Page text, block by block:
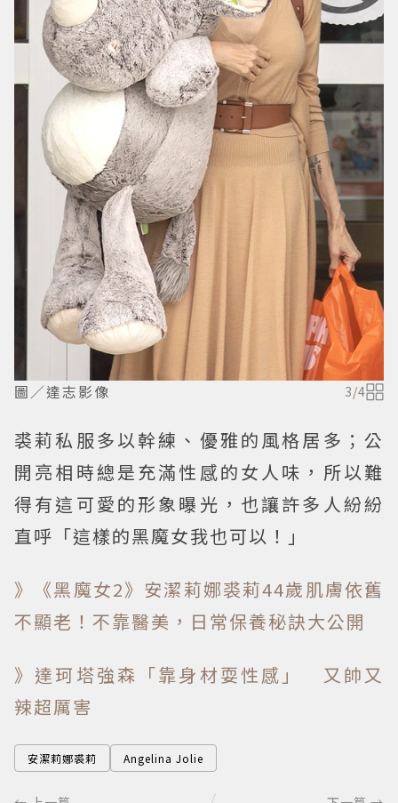
圖／達志影像 3/4
裘莉私服多以幹練、優雅的風格居多；公
開亮相時總是充滿性感的女人味，所以難
得有這可愛的形象曝光，也讓許多人紛紛
直呼「這樣的黑魔女我也可以！」
》《黑魔女2》安潔莉娜裘莉44歲肌膚依舊
不顯老！不靠醫美，日常保養秘訣大公開
》達珂塔強森「靠身材耍性感」 又帥又
辣超厲害
安潔莉娜裘莉 Angelina Jolie